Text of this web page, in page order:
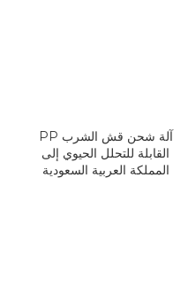
آلة شحن قش الشرب PP
القابلة للتحلل الحيوي إلى
المملكة العربية السعودية